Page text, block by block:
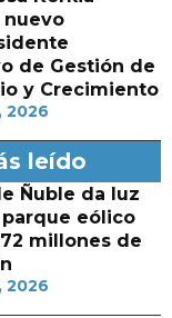
nuevo
de Gestión de
y Crecimiento
2026
leído
Ñuble da luz
eólico
millones de
2026